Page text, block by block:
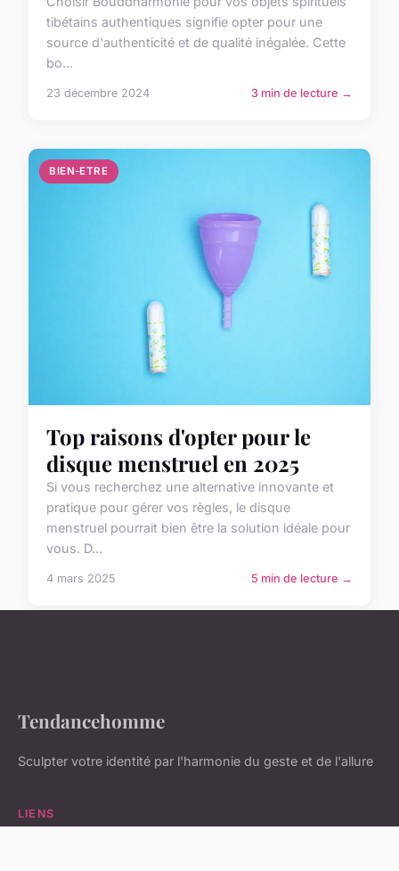
tibétains authentiques signifie opter pour une
source d'authenticité et de qualité inégalée. Cette
bo...
23 décembre 2024 3 min de lecture →
BIEN-ETRE
Top raisons d'opter pour le
disque menstruel en 2025
Si vous recherchez une alternative innovante et
pratique pour gérer vos règles, le disque
menstruel pourrait bien être la solution idéale pour
vous. D...
4 mars 2025 5 min de lecture →
Tendancehomme
Sculpter votre identité par l'harmonie du geste et de l'allure
LIENS